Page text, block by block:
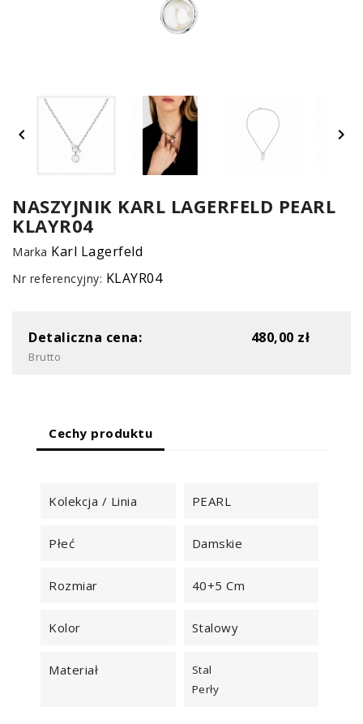
 
NASZYJNIK KARL LAGERFELD PEARL
KLAYR04
Marka Karl Lagerfeld
Nr referencyjny: KLAYR04
Detaliczna cena: 480,00 zł
Brutto
Cechy produktu
Kolekcja / Linia PEARL
Płeć Damskie
Rozmiar 40+5 Cm
Kolor Stalowy
Materiał
Stal
Perły